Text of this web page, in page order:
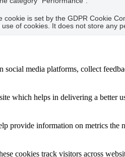
cookie is set by the GDPR Cookie
use of cookies. It does not store any
media platforms, collect
which helps in delivering a better
provide information on metrics the
cookies track visitors across